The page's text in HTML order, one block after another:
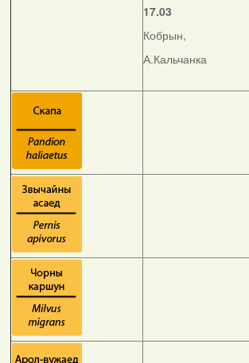
17.03
Кобрын,
А.Кальчанка